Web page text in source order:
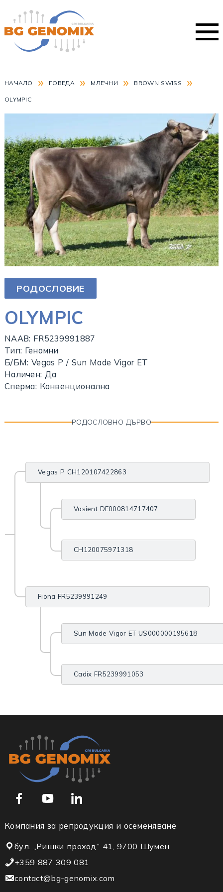
НАЧАЛО » ГОВЕДА » МЛЕЧНИ » BROWN SWISS »
OLYMPIC
РОДОСЛОВИЕ
OLYMPIC
NAAB: FR5239991887
Тип: Геномни
Б/БМ: Vegas P / Sun Made Vigor ET
Наличен: Да
Сперма: Конвенционална
РОДОСЛОВНО ДЪРВО
Vegas P CH120107422863
Vasient DE000814717407
CH120075971318
Fiona FR5239991249
Sun Made Vigor ET US000000195618
Cadix FR5239991053
Компания за репродукция и осеменяване
бул. „Ришки проход“ 41, 9700 Шумен
+359 887 309 081
contact@bg-genomix.com